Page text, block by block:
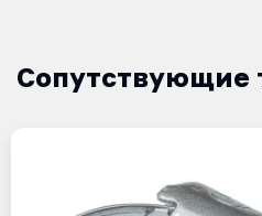
Сопутствующие